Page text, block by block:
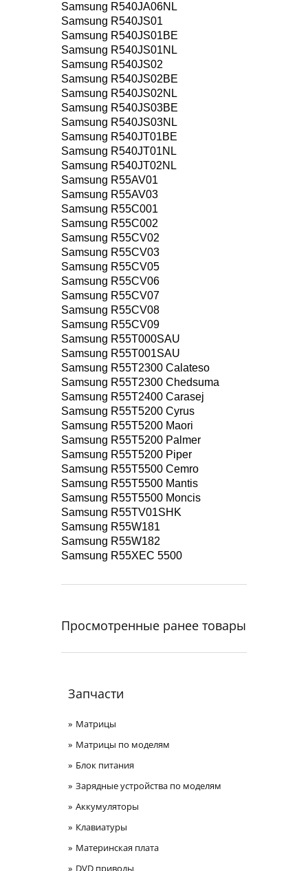
Samsung R540JA06NL
Samsung R540JS01
Samsung R540JS01BE
Samsung R540JS01NL
Samsung R540JS02
Samsung R540JS02BE
Samsung R540JS02NL
Samsung R540JS03BE
Samsung R540JS03NL
Samsung R540JT01BE
Samsung R540JT01NL
Samsung R540JT02NL
Samsung R55AV01
Samsung R55AV03
Samsung R55C001
Samsung R55C002
Samsung R55CV02
Samsung R55CV03
Samsung R55CV05
Samsung R55CV06
Samsung R55CV07
Samsung R55CV08
Samsung R55CV09
Samsung R55T000SAU
Samsung R55T001SAU
Samsung R55T2300 Calateso
Samsung R55T2300 Chedsuma
Samsung R55T2400 Carasej
Samsung R55T5200 Cyrus
Samsung R55T5200 Maori
Samsung R55T5200 Palmer
Samsung R55T5200 Piper
Samsung R55T5500 Cemro
Samsung R55T5500 Mantis
Samsung R55T5500 Moncis
Samsung R55TV01SHK
Samsung R55W181
Samsung R55W182
Samsung R55XEC 5500
Просмотренные ранее товары
Запчасти
Матрицы
Матрицы по моделям
Блок питания
Зарядные устройства по моделям
Аккумуляторы
Клавиатуры
Материнская плата
DVD приводы